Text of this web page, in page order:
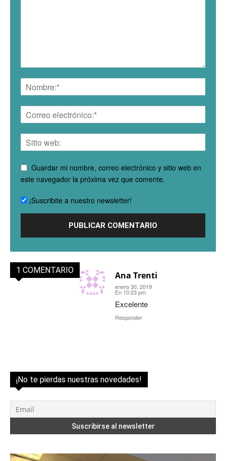
1 COMENTARIO Ana Trenti
enero 30, 2019
En 10:23 pm
Excelente
Responder
Guardar mi nombre, correo electrónico y sitio web en
este navegador la próxima vez que comente.
¡Suscribite a nuestro newsletter!
¡No te pierdas nuestras novedades!